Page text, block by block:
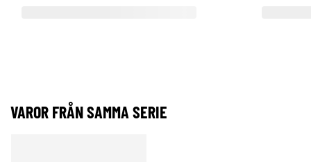
VAROR FRÅN SAMMA SERIE